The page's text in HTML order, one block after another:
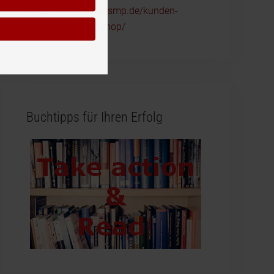
https://www.reckliesmp.de/kunden-
ansprechen-workshop/
Buchtipps für Ihren Erfolg